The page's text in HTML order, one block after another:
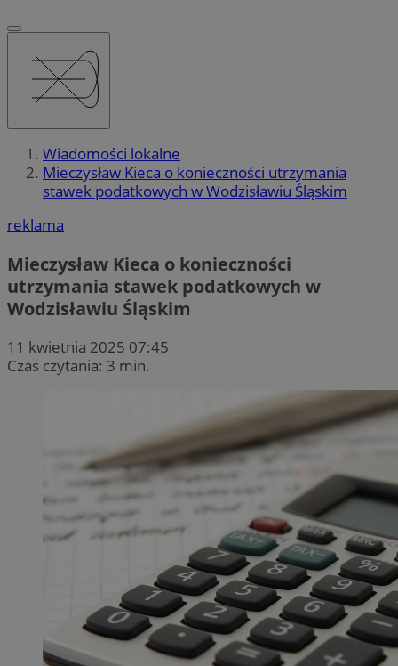
Wiadomości lokalne
Mieczysław Kieca o konieczności utrzymania
stawek podatkowych w Wodzisławiu Śląskim
reklama
Mieczysław Kieca o konieczności
utrzymania stawek podatkowych w
Wodzisławiu Śląskim
11 kwietnia 2025 07:45
Czas czytania: 3 min.